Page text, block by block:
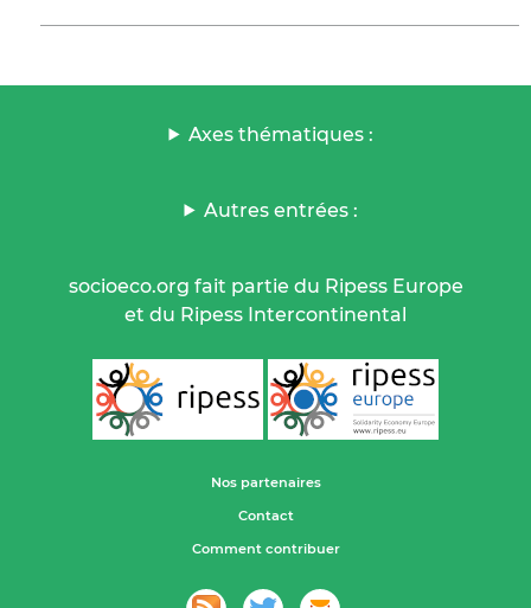
Axes thématiques :
Autres entrées :
socioeco.org fait partie du Ripess Europe
et du Ripess Intercontinental
Nos partenaires
Contact
Comment contribuer